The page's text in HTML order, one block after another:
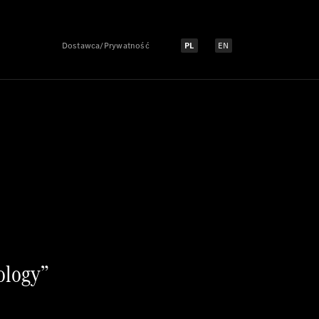
Dostawca/Prywatność Select language:
PL Select language:
EN